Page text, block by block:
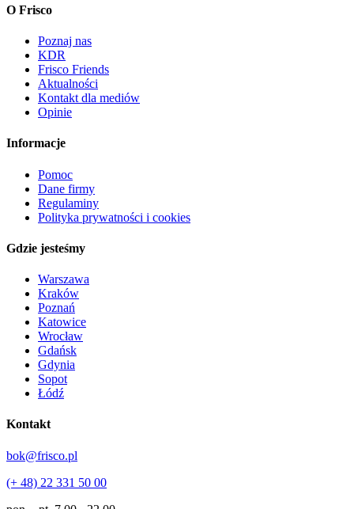
O Frisco
Poznaj nas
KDR
Frisco Friends
Aktualności
Kontakt dla mediów
Opinie
Informacje
Pomoc
Dane firmy
Regulaminy
Polityka prywatności i cookies
Gdzie jesteśmy
Warszawa
Kraków
Poznań
Katowice
Wrocław
Gdańsk
Gdynia
Sopot
Łódź
Kontakt
bok@frisco.pl
(+ 48) 22 331 50 00